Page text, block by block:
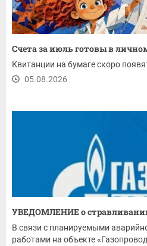
Счета за июль готовы в
Квитанции на бумаге скоро
05.08.2026
УВЕДОМЛЕНИЕ о
В связи с планируемыми
работами на объекте